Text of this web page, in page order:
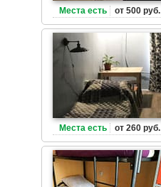
Места есть от 500 руб.
Места есть от 260 руб.